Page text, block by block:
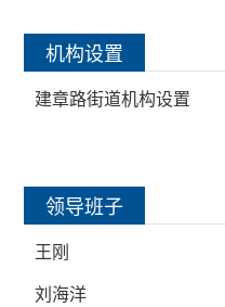
机构设置
建章路街道机构设置
领导班子
王刚
刘海洋